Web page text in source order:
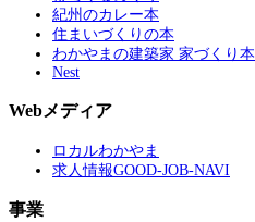
紀州のカレー本
住まいづくりの本
わかやまの建築家 家づくり本
Nest
Webメディア
ロカルわかやま
求人情報GOOD-JOB-NAVI
事業